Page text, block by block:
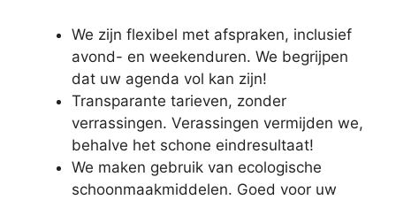
We zijn flexibel met afspraken, inclusief
avond- en weekenduren. We begrijpen
dat uw agenda vol kan zijn!
Transparante tarieven, zonder
verrassingen. Verassingen vermijden we,
behalve het schone eindresultaat!
We maken gebruik van ecologische
schoonmaakmiddelen. Goed voor uw